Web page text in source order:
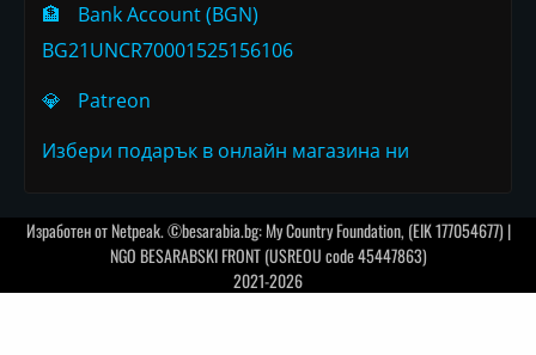
🏦
Bank Account (BGN)
BG21UNCR70001525156106
💎
Patreon
Избери подарък в онлайн магазина ни
Изработен отNetpeak. ©besarabia.bg: My Country Foundation, (EIK 177054677) |
NGO BESARABSKI FRONT (USREOU code 45447863)
2021-2026